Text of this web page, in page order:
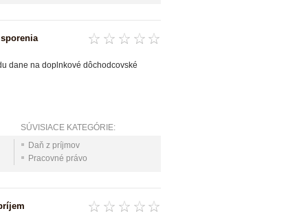
dane na doplnkové dôchodcovské
SÚVISIACE KATEGÓRIE:
Daň z príjmov
Pracovné právo